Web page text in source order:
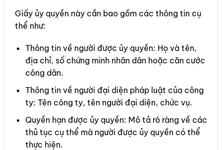
Giấy ủy quyền này cần bao gồm các thông tin cụ
thể như:
Thông tin về người được ủy quyền: Họ và tên,
địa chỉ, số chứng minh nhân dân hoặc căn cước
công dân.
Thông tin về người đại diện pháp luật của công
ty: Tên công ty, tên người đại diện, chức vụ.
Quyền hạn được ủy quyền: Mô tả rõ ràng về các
thủ tục cụ thể mà người được ủy quyền có thể
thực hiện.